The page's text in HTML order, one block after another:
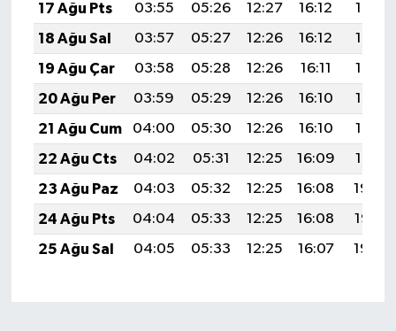
17 Ağu Pts
03:55 05:26 12:27 16:12
19:17
18 Ağu Sal
03:57 05:27 12:26 16:12
19:16
19 Ağu Çar
03:58 05:28 12:26 16:11
19:14
20 Ağu Per
03:59 05:29 12:26 16:10
19:13
21 Ağu Cum
04:00 05:30 12:26 16:10
19:12
22 Ağu Cts
04:02 05:31 12:25 16:09
19:10
23 Ağu Paz
04:03 05:32 12:25 16:08
19:09
24 Ağu Pts
04:04 05:33 12:25 16:08
19:07
25 Ağu Sal
04:05 05:33 12:25 16:07 19:06